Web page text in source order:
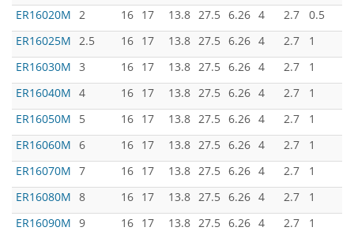
ER16020M 2 16 17 13.8 27.5 6.26 4 2.7
0.5
ER16025M 2.5 16 17 13.8 27.5 6.26 4 2.7
1
ER16030M 3 16 17 13.8 27.5 6.26 4 2.7
1
ER16040M 4 16 17 13.8 27.5 6.26 4 2.7
1
ER16050M
5 16 17 13.8 27.5 6.26 4 2.7
1
ER16060M 6 16 17 13.8 27.5 6.26 4 2.7
1
ER16070M 7 16 17 13.8 27.5 6.26 4 2.7
1
ER16080M 8 16 17 13.8 27.5 6.26 4 2.7
1
ER16090M 9 16 17 13.8 27.5 6.26 4 2.7
1